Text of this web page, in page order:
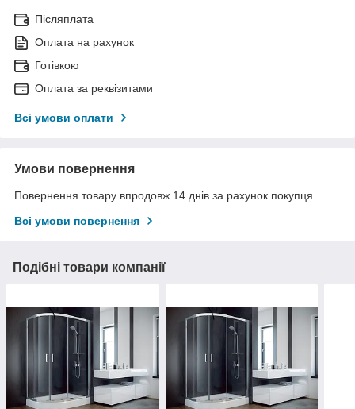
Післяплата
Оплата на рахунок
Готівкою
Оплата за реквізитами
Всі умови оплати
Умови повернення
Повернення товару впродовж 14 днів за рахунок покупця
Всі умови повернення
Подібні товари компанії